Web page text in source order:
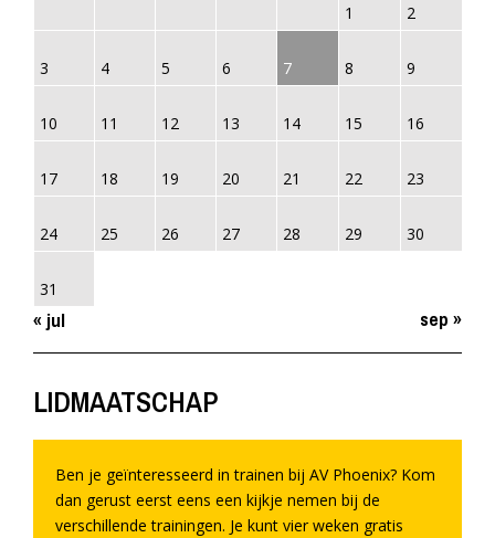
1 2
3 4 5 6 7 8 9
10 11 12 13 14 15 16
17 18 19 20 21 22 23
24 25 26 27 28 29 30
31
« jul sep »
LIDMAATSCHAP
Ben je geïnteresseerd in trainen bij AV Phoenix? Kom
dan gerust eerst eens een kijkje nemen bij de
verschillende trainingen. Je kunt vier weken gratis